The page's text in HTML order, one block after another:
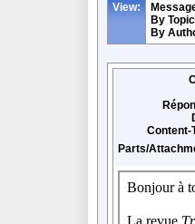
View:
By
By
Content-
Parts/